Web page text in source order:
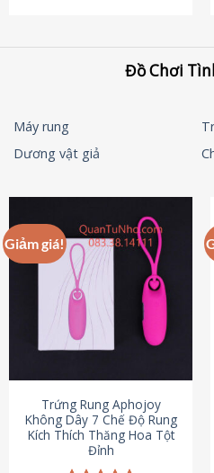
Đồ Chơi
Máy rung
Dương vật giả
Giảm giá!
Trứng Rung Aphojoy
Không Dây 7 Chế Độ Rung
Kích Thích Thăng Hoa Tột
Đỉnh